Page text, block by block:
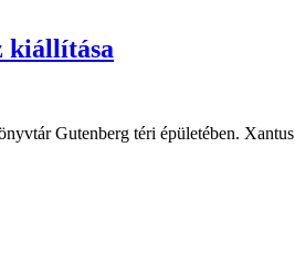
kiállítása
Gutenberg téri épületében.